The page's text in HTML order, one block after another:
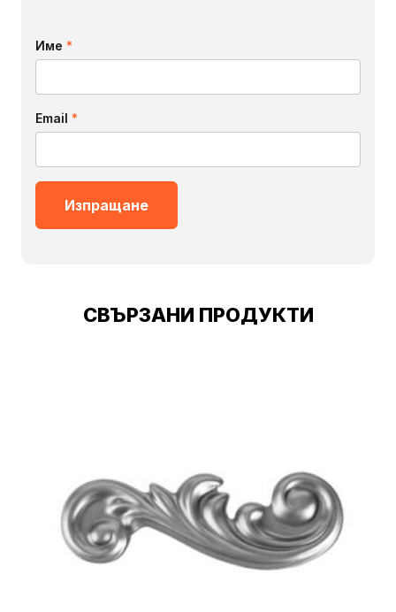
Име *
Email *
СВЪРЗАНИ ПРОДУКТИ